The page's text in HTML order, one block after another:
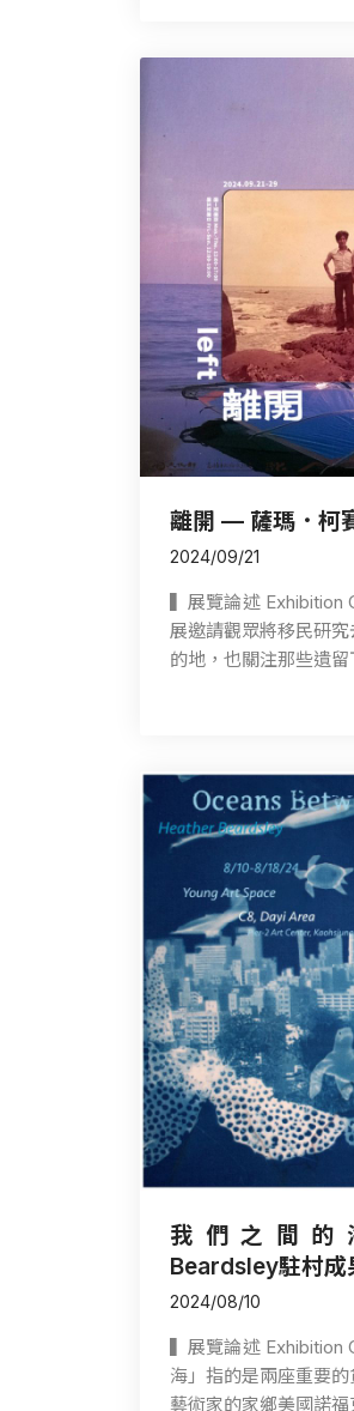
離開 — 薩瑪．柯
2024/09/21
▍展覽論述
展邀請觀眾將移民研
的地，也關注那些遺
我們之間的
Beardsley駐村成
2024/08/10
▍展覽論述
海」指的是兩座重要
藝術家的家鄉美國諾